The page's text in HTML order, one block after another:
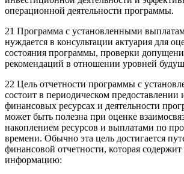
операционной деятельности программы.
21 Программа с установленными
нуждается в консультации актуария для
состояния программы, проверки
рекомендаций в отношении уровней
22 Цель отчетности программы с
состоит в периодическом
финансовых ресурсах и деятельности
может быть полезна при оценке
накоплением ресурсов и выплатами по
времени. Обычно эта цель достигается
финансовой отчетности, которая
информацию: